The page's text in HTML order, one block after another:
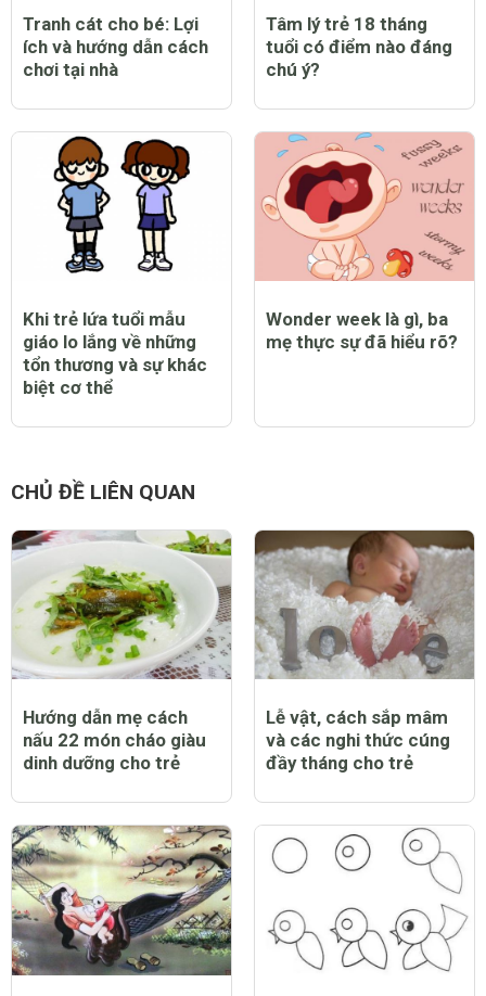
Tranh cát cho bé: Lợi
ích và hướng dẫn cách
chơi tại nhà
Tâm lý trẻ 18 tháng
tuổi có điểm nào đáng
chú ý?
Khi trẻ lứa tuổi mẫu
giáo lo lắng về những
tổn thương và sự khác
biệt cơ thể
Wonder week là gì, ba
mẹ thực sự đã hiểu rõ?
CHỦ ĐỀ LIÊN QUAN
Hướng dẫn mẹ cách
nấu 22 món cháo giàu
dinh dưỡng cho trẻ
Lễ vật, cách sắp mâm
và các nghi thức cúng
đầy tháng cho trẻ